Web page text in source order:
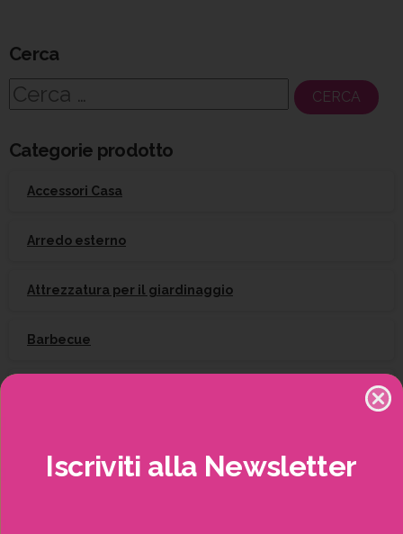
Cerca
Ricerca
Categorie prodotto
Accessori Casa
Arredo esterno
Attrezzatura per il giardinaggio
Barbecue
Iscriviti alla Newsletter